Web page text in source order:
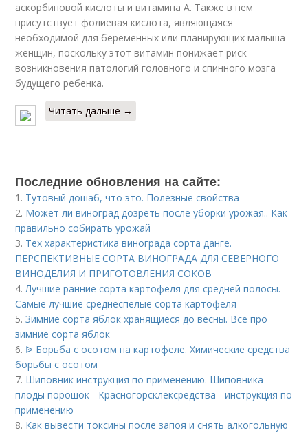
аскорбиновой кислоты и витамина А. Также в нем
присутствует фолиевая кислота, являющаяся
необходимой для беременных или планирующих малыша
женщин, поскольку этот витамин понижает риск
возникновения патологий головного и спинного мозга
будущего ребенка.
Читать дальше →
Последние обновления на сайте:
1. Тутовый дошаб, что это. Полезные свойства
2. Может ли виноград дозреть после уборки урожая.. Как
правильно собирать урожай
3. Тех характеристика винограда сорта данге.
ПЕРСПЕКТИВНЫЕ СОРТА ВИНОГРАДА ДЛЯ CЕВЕРНОГО
ВИНОДЕЛИЯ И ПРИГОТОВЛЕНИЯ СОКОВ
4.Лучшие ранние сорта картофеля для средней полосы.
Самые лучшие среднеспелые сорта картофеля
5.Зимние сорта яблок хранящиеся до весны. Всё про
зимние сорта яблок
6. ᐉ Борьба с осотом на картофеле. Химические средства
борьбы с осотом
7. Шиповник инструкция по применению. Шиповника
плоды порошок - Красногорсклексредства - инструкция по
применению
8. Как вывести токсины после запоя и снять алкогольную